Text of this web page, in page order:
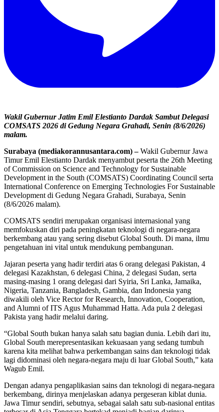
Wakil Gubernur Jatim Emil Elestianto Dardak Sambut Delegasi
COMSATS 2026 di Gedung Negara Grahadi, Senin (8/6/2026)
malam.
Surabaya (mediakorannusantara.com) –Wakil Gubernur Jawa
Timur Emil Elestianto Dardak menyambut peserta the 26th Meeting
of Commission on Science and Technology for Sustainable
Development in the South (COMSATS) Coordinating Council serta
International Conference on Emerging Technologies For Sustainable
Development di Gedung Negara Grahadi, Surabaya, Senin
(8/6/2026 malam).
COMSATS sendiri merupakan organisasi internasional yang
memfokuskan diri pada peningkatan teknologi di negara-negara
berkembang atau yang sering disebut Global South. Di mana, ilmu
pengetahuan ini vital untuk mendukung pembangunan.
Jajaran peserta yang hadir terdiri atas 6 orang delegasi Pakistan, 4
delegasi Kazakhstan, 6 delegasi China, 2 delegasi Sudan, serta
masing-masing 1 orang delegasi dari Syiria, Sri Lanka, Jamaika,
Nigeria, Tanzania, Bangladesh, Gambia, dan Indonesia yang
diwakili oleh Vice Rector for Research, Innovation, Cooperation,
and Alumni of ITS Agus Muhammad Hatta. Ada pula 2 delegasi
Pakista yang hadir melalui daring.
“Global South bukan hanya salah satu bagian dunia. Lebih dari itu,
Global South merepresentasikan kekuasaan yang sedang tumbuh
karena kita melihat bahwa perkembangan sains dan teknologi tidak
lagi didominasi oleh negara-negara maju di luar Global South,” kata
Wagub Emil.
Dengan adanya pengaplikasian sains dan teknologi di negara-negara
berkembang, dirinya menjelaskan adanya pergeseran kiblat dunia.
Jawa Timur sendiri, sebutnya, sebagai salah satu sub-nasional entitas